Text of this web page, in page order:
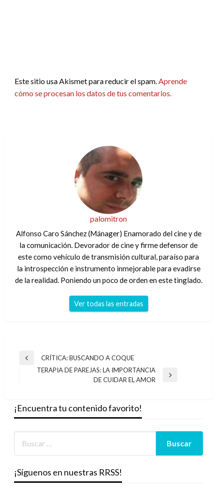
Este sitio usa Akismet para reducir el spam. Aprende
cómo se procesan los datos de tus comentarios.
palomitron
Alfonso Caro Sánchez (Mánager) Enamorado del cine y de
la comunicación. Devorador de cine y firme defensor de
este como vehículo de transmisión cultural, paraíso para
la introspección e instrumento inmejorable para evadirse
de la realidad. Poniendo un poco de orden en este tinglado.
Ver todas las entradas
Navegación
Entrada
anterior
CRÍTICA: BUSCANDO A COQUE
TERAPIA DE PAREJAS: LA IMPORTANCIA
DE CUIDAR EL AMOR
¡Encuentra tu contenido favorito!
¡Síguenos en nuestras RRSS!